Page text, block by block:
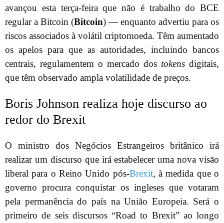
avançou esta terça-feira que não é trabalho do BCE
regular a Bitcoin (Bitcoin) — enquanto advertiu para os
riscos associados à volátil criptomoeda. Têm aumentado
os apelos para que as autoridades, incluindo bancos
centrais, regulamentem o mercado dos tokens digitais,
que têm observado ampla volatilidade de preços.
Boris Johnson realiza hoje discurso ao
redor do Brexit
O ministro dos Negócios Estrangeiros britânico irá
realizar um discurso que irá estabelecer uma nova visão
liberal para o Reino Unido pós-Brexit, à medida que o
governo procura conquistar os ingleses que votaram
pela permanência do país na União Europeia. Será o
primeiro de seis discursos “Road to Brexit” ao longo